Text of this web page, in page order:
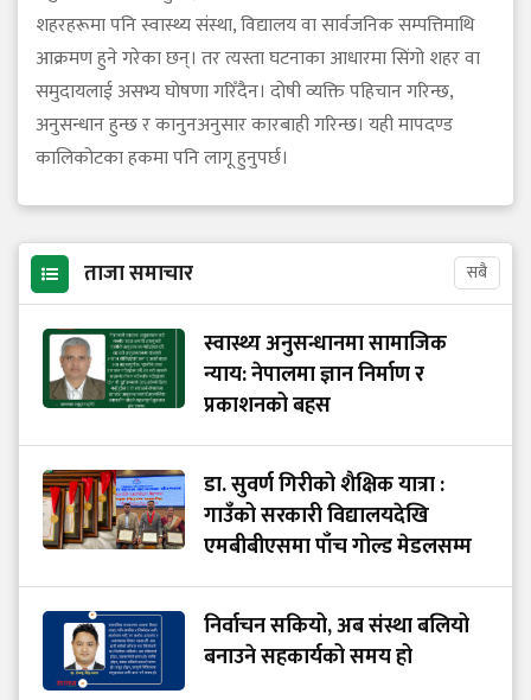
शहरहरूमा पनि स्वास्थ्य संस्था, विद्यालय वा सार्वजनिक सम्पत्तिमाथि
आक्रमण हुने गरेका छन्। तर त्यस्ता घटनाका आधारमा सिंगो शहर वा
समुदायलाई असभ्य घोषणा गरिँदैन। दोषी व्यक्ति पहिचान गरिन्छ,
अनुसन्धान हुन्छ र कानुनअनुसार कारबाही गरिन्छ। यही मापदण्ड
कालिकोटका हकमा पनि लागू हुनुपर्छ।
ताजा समाचार सबै
स्वास्थ्य अनुसन्धानमा सामाजिक
न्याय: नेपालमा ज्ञान निर्माण र
प्रकाशनको बहस
डा. सुवर्ण गिरीको शैक्षिक यात्रा :
गाउँको सरकारी विद्यालयदेखि
एमबीबीएसमा पाँच गोल्ड मेडलसम्म
निर्वाचन सकियो, अब संस्था बलियो
बनाउने सहकार्यको समय हो